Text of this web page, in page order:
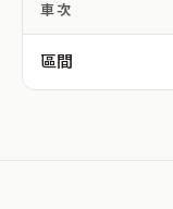
車次
區間